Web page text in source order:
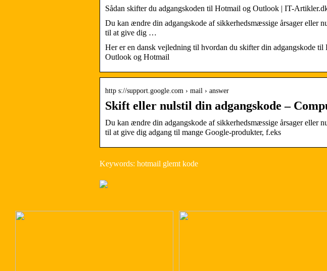
Sådan skifter du adgangskoden til Hotmail og Outlook | IT-
Du kan ændre din adgangskode af sikkerhedsmæssige årsager eller
til at give dig …
Her er en dansk vejledning til hvordan du skifter din adgangskode
Outlook og Hotmail
http s://support.google.com › mail › answer
Skift eller nulstil din adgangskode –
Du kan ændre din adgangskode af sikkerhedsmæssige årsager eller
til at give dig adgang til mange Google-produkter, f.eks
Keywords: hotmail glemt kode